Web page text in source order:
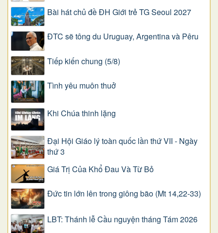
Bài hát chủ đề ĐH Giới trẻ TG Seoul 2027
ĐTC sẽ tông du Uruguay, Argentina và Pêru
Tiếp kiến chung (5/8)
Tình yêu muôn thuở
Khi Chúa thinh lặng
Đại Hội Giáo lý toàn quốc lần thứ VII - Ngày
thứ 3
Giá Trị Của Khổ Ðau Và Từ Bỏ
Đức tin lớn lên trong giông bão (Mt 14,22-33)
LBT: Thánh lễ Cầu nguyện tháng Tám 2026